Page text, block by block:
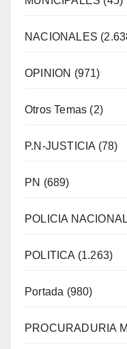
NACIONALES
OPINION (971)
Otros Temas (2)
P.N-JUSTICIA (78)
PN (689)
POLICIA NACIONAL
POLITICA (1.263)
Portada (980)
PROCURADURIA